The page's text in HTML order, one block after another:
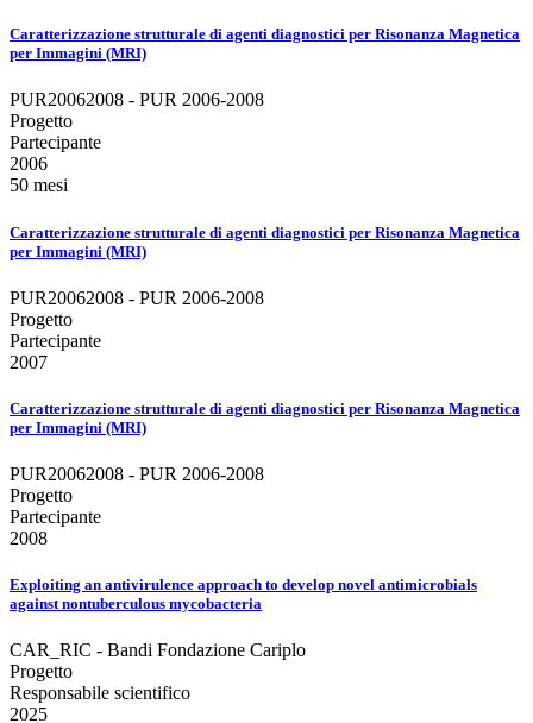
Caratterizzazione strutturale di agenti diagnostici per Risonanza Magnetica
per Immagini (MRI)
PUR20062008 - PUR 2006-2008
Progetto
Partecipante
2006
50 mesi
Caratterizzazione strutturale di agenti diagnostici per Risonanza Magnetica
per Immagini (MRI)
PUR20062008 - PUR 2006-2008
Progetto
Partecipante
2007
Caratterizzazione strutturale di agenti diagnostici per Risonanza Magnetica
per Immagini (MRI)
PUR20062008 - PUR 2006-2008
Progetto
Partecipante
2008
Exploiting an antivirulence approach to develop novel antimicrobials
against nontuberculous mycobacteria
CAR_RIC - Bandi Fondazione Cariplo
Progetto
Responsabile scientifico
2025